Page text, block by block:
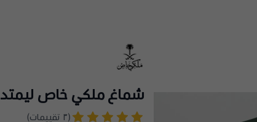
شماغ ملكي خاص ليمتد
(٣ تقييمات)